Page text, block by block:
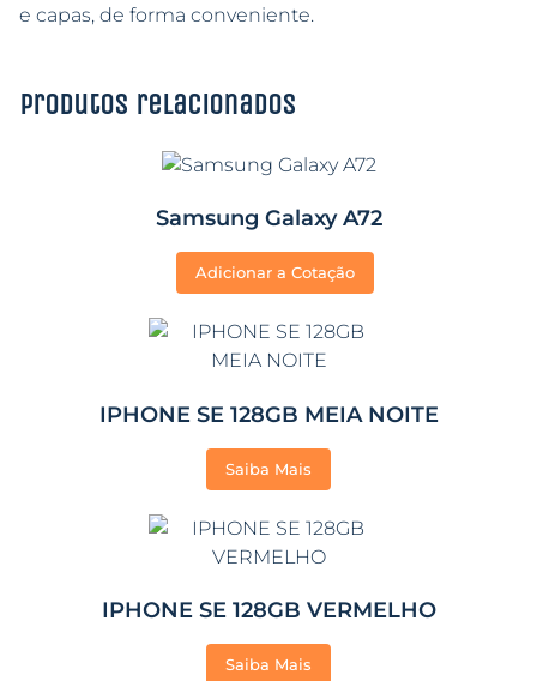
e capas, de forma conveniente.
Produtos relacionados
Samsung Galaxy A72
Adicionar a Cotação
IPHONE SE 128GB MEIA NOITE
Saiba Mais
IPHONE SE 128GB VERMELHO
Saiba Mais